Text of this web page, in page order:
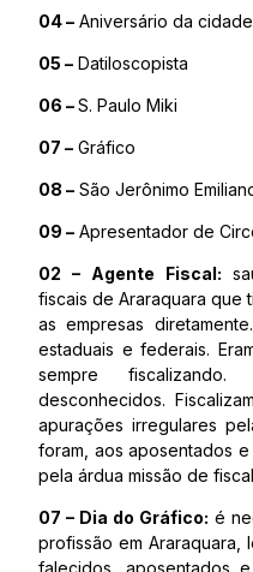
04 – Aniversário da
05 – Datiloscopista
06 –S. Paulo Miki
07 – Gráfico
08 – São Jerônimo
09 – Apresentador de
02 – Agente Fiscal:
fiscais de Araraquara que
as empresas
estaduais e federais.
sempre
desconhecidos.
apurações irregulares
foram, aos aposentados
pela árdua missão de
07 – Dia do Gráfico: é
profissão em Araraquara,
falecidos, aposentados